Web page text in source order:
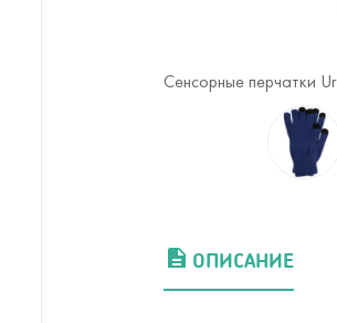
Сенсорные перчатки
ОПИСАНИЕ